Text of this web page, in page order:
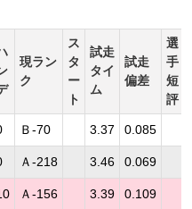
現ラン
ク
ス
タ
ー
ト
試走
タイ
ム
試走
偏差
選
手
短
評
Ｂ-70 3.37 0.085
Ａ-218 3.46 0.069
Ａ-156 3.39 0.109